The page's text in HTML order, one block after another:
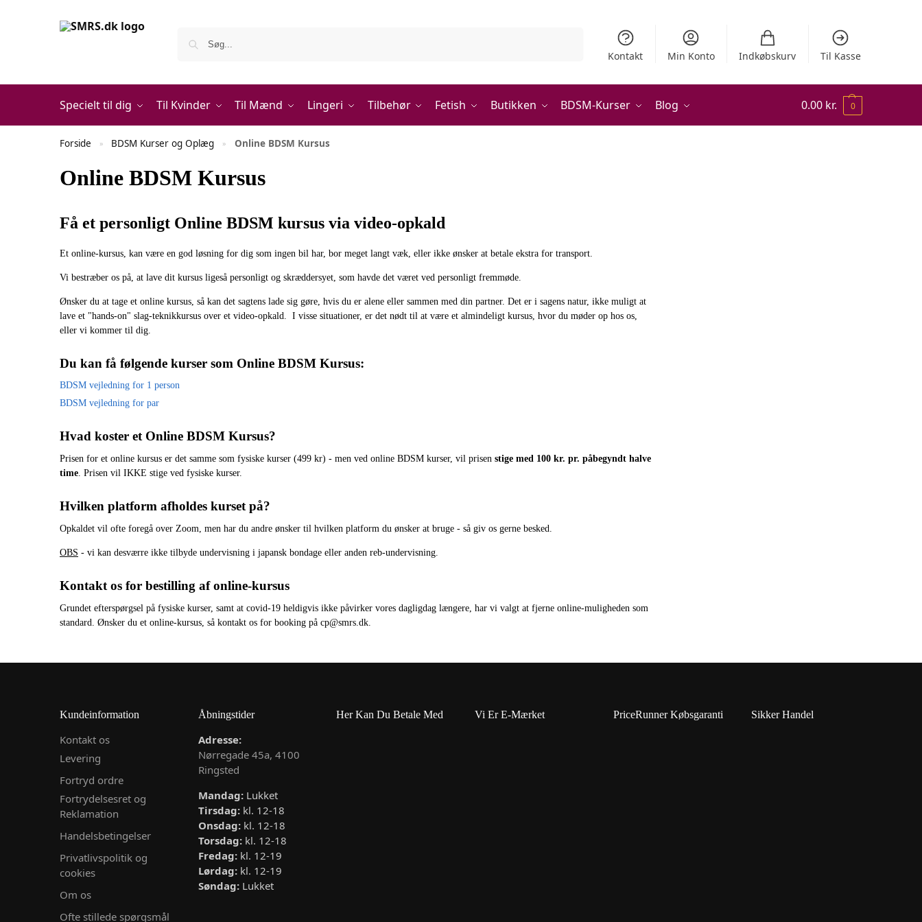
Kontakt Min Konto Indkøbskurv Til Kasse
Specielt til dig Til Kvinder Til Mænd Lingeri Tilbehør Fetish Butikken BDSM-Kurser Blog 0.00 kr. 0
Forside » BDSM Kurser og Oplæg » Online BDSM Kursus
Online BDSM Kursus
Få et personligt Online BDSM kursus via video-opkald
Et online-kursus, kan være en god løsning for dig som ingen bil har, bor meget langt væk, eller ikke ønsker at betale ekstra for transport.
Vi bestræber os på, at lave dit kursus ligeså personligt og skræddersyet, som havde det været ved personligt fremmøde.
Ønsker du at tage et online kursus, så kan det sagtens lade sig gøre, hvis du er alene eller sammen med din partner. Det er i sagens natur, ikke muligt at
lave et "hands-on" slag-teknikkursus over et video-opkald. I visse situationer, er det nødt til at være et almindeligt kursus, hvor du møder op hos os,
eller vi kommer til dig.
Du kan få følgende kurser som Online BDSM Kursus:
BDSM vejledning for 1 person
BDSM vejledning for par
Hvad koster et Online BDSM Kursus?
Prisen for et online kursus er det samme som fysiske kurser (499 kr) - men ved online BDSM kurser, vil prisen stige med 100 kr. pr. påbegyndt halve
time . Prisen vil IKKE stige ved fysiske kurser.
Hvilken platform afholdes kurset på?
Opkaldet vil ofte foregå over Zoom, men har du andre ønsker til hvilken platform du ønsker at bruge - så giv os gerne besked.
OBS - vi kan desværre ikke tilbyde undervisning i japansk bondage eller anden reb-undervisning.
Kontakt os for bestilling af online-kursus
Grundet efterspørgsel på fysiske kurser, samt at covid-19 heldigvis ikke påvirker vores dagligdag længere, har vi valgt at fjerne online-muligheden som
standard. Ønsker du et online-kursus, så kontakt os for booking på cp@smrs.dk.
Kundeinformation
Kontakt os
Levering
Fortryd ordre
Fortrydelsesret og
Reklamation
Handelsbetingelser
Privatlivspolitik og
cookies
Om os
Ofte stillede spørgsmål
Åbningstider
Adresse:
Nørregade 45a, 4100
Ringsted
Mandag:Lukket
Tirsdag:kl. 12-18
Onsdag:kl. 12-18
Torsdag:kl. 12-18
Fredag:kl. 12-19
Lørdag:kl. 12-19
Søndag:Lukket
Her Kan Du Betale Med Vi Er E-Mærket PriceRunner Købsgaranti Sikker Handel